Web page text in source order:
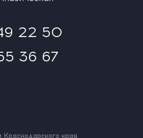
22 50
36 67
края